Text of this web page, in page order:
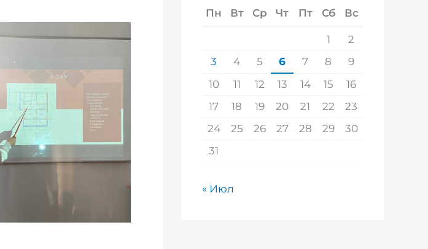
Пн Вт Ср Чт Пт Сб Вс
1
2
3
4 5 6 7 8
9
10
11 12 13 14 15
16
17
18 19 20 21 22
23
24
25 26 27 28 29
30
31
« Июл